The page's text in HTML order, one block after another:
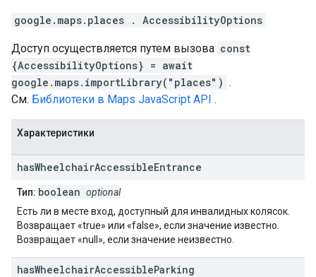
google.maps.places . AccessibilityOptions
Доступ осуществляется путем вызова const
{AccessibilityOptions} = await
google.maps.importLibrary("places") .
См. Библиотеки в Maps JavaScript API .
Характеристики
hasWheelchairAccessibleEntrance
Тип: boolean optional
Есть ли в месте вход, доступный для инвалидных колясок.
Возвращает «true» или «false», если значение известно.
Возвращает «null», если значение неизвестно.
hasWheelchairAccessibleParking